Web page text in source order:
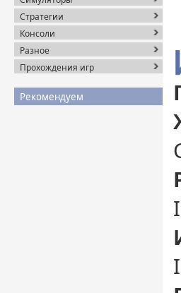
Стратегии
Консоли
Разное
Прохождения игр
Рекомендуем